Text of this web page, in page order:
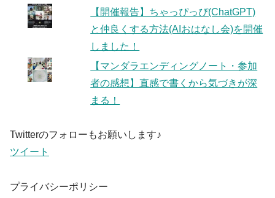
【開催報告】ちゃっぴっぴ(ChatGPT)
と仲良くする方法(AIおはなし会)を開催
しました！
【マンダラエンディングノート・参加
者の感想】直感で書くから気づきが深
まる！
Twitterのフォローもお願いします♪
ツイート
プライバシーポリシー